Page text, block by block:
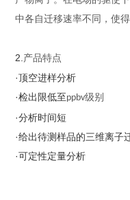
中各自迁移速率不同，使得
2. 产品特点
·顶空进样分析
·检出限低至ppbv级别
·分析时间短
·给出待测样品的三维离子
·可定性定量分析